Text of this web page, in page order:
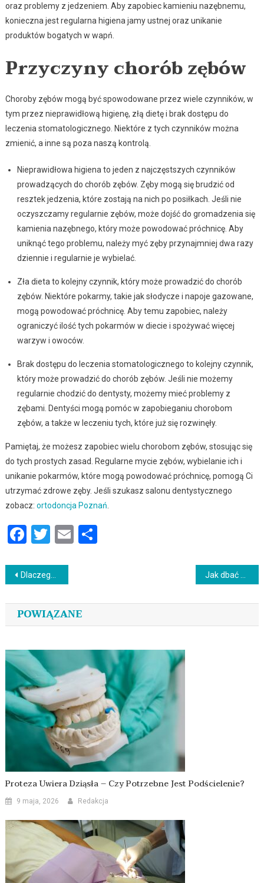
oraz problemy z jedzeniem. Aby zapobiec kamieniu nazębnemu,
konieczna jest regularna higiena jamy ustnej oraz unikanie
produktów bogatych w wapń.
Przyczyny chorób zębów
Choroby zębów mogą być spowodowane przez wiele czynników, w
tym przez nieprawidłową higienę, złą dietę i brak dostępu do
leczenia stomatologicznego. Niektóre z tych czynników można
zmienić, a inne są poza naszą kontrolą.
Nieprawidłowa higiena to jeden z najczęstszych czynników
prowadzących do chorób zębów. Zęby mogą się brudzić od
resztek jedzenia, które zostają na nich po posiłkach. Jeśli nie
oczyszczamy regularnie zębów, może dojść do gromadzenia się
kamienia nazębnego, który może powodować próchnicę. Aby
uniknąć tego problemu, należy myć zęby przynajmniej dwa razy
dziennie i regularnie je wybielać.
Zła dieta to kolejny czynnik, który może prowadzić do chorób
zębów. Niektóre pokarmy, takie jak słodycze i napoje gazowane,
mogą powodować próchnicę. Aby temu zapobiec, należy
ograniczyć ilość tych pokarmów w diecie i spożywać więcej
warzyw i owoców.
Brak dostępu do leczenia stomatologicznego to kolejny czynnik,
który może prowadzić do chorób zębów. Jeśli nie możemy
regularnie chodzić do dentysty, możemy mieć problemy z
zębami. Dentyści mogą pomóc w zapobieganiu chorobom
zębów, a także w leczeniu tych, które już się rozwinęły.
Pamiętaj, że możesz zapobiec wielu chorobom zębów, stosując się
do tych prostych zasad. Regularne mycie zębów, wybielanie ich i
unikanie pokarmów, które mogą powodować próchnicę, pomogą Ci
utrzymać zdrowe zęby. Jeśli szukasz salonu dentystycznego
zobacz: ortodoncja Poznań
Facebook
Twitter
EmailPodziel
Nawigacja
wpisu
Dlaczego wypadają nam zęby?
POWIĄZANE
Proteza Uwiera Dziąsła – Czy Potrzebne Jest Podścielenie?
9 maja, 2026 Redakcja